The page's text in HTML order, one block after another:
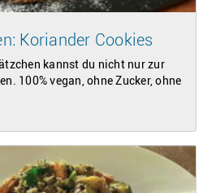
Koriander Cookies
kannst du nicht nur zur
100% vegan, ohne Zucker, ohne